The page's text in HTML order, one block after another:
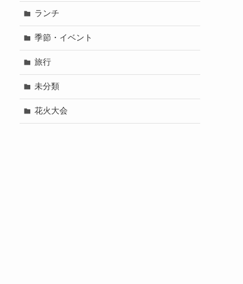
ランチ
季節・イベント
旅行
未分類
花火大会